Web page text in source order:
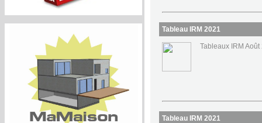
Tableau IRM 2021
Tableaux IRM Août
Tableau IRM 2021